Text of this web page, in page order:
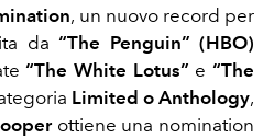
, un nuovo record per
da “The Penguin” (HBO)
“The White Lotus” e“The
Limited o Anthology,
ottiene una nomination